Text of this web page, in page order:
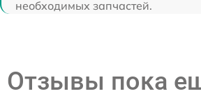
необходимых запчастей.
Отзывы пока